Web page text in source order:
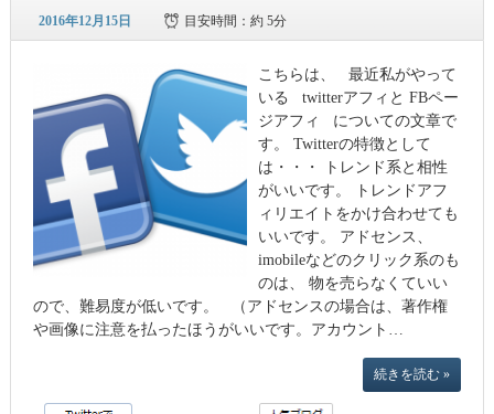
2016年12月15日 目安時間：約 5分
こちらは、 最近私がやって
いる twitterアフィと FBペー
ジアフィ についての文章で
す。 Twitterの特徴として
は・・・ トレンド系と相性
がいいです。 トレンドアフ
ィリエイトをかけ合わせても
いいです。 アドセンス、
imobileなどのクリック系のも
のは、 物を売らなくていい
ので、難易度が低いです。 （アドセンスの場合は、著作権
や画像に注意を払ったほうがいいです。アカウント…
続きを読む »